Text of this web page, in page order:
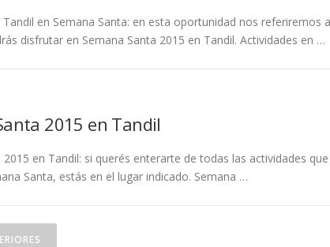
en Semana Santa: en esta oportunidad nos referiremos
disfrutar en Semana Santa 2015 en Tandil. Actividades en …
2015 en Tandil
2015 en Tandil: si querés enterarte de todas las actividades
Santa, estás en el lugar indicado. Semana …
de entradas